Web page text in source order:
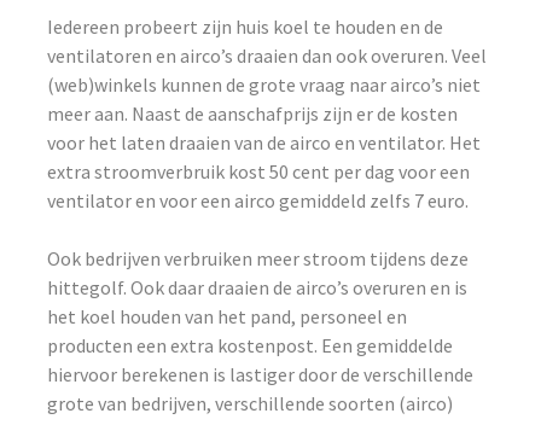
Iedereen probeert zijn huis koel te houden en de
ventilatoren en airco’s draaien dan ook overuren. Veel
(web)winkels kunnen de grote vraag naar airco’s niet
meer aan. Naast de aanschafprijs zijn er de kosten
voor het laten draaien van de airco en ventilator. Het
extra stroomverbruik kost 50 cent per dag voor een
ventilator en voor een airco gemiddeld zelfs 7 euro.
Ook bedrijven verbruiken meer stroom tijdens deze
hittegolf. Ook daar draaien de airco’s overuren en is
het koel houden van het pand, personeel en
producten een extra kostenpost. Een gemiddelde
hiervoor berekenen is lastiger door de verschillende
grote van bedrijven, verschillende soorten (airco)